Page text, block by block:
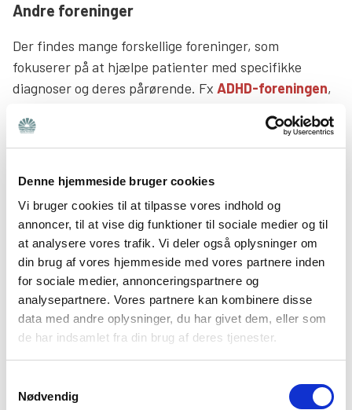
Denne hjemmeside bruger cookies
Vi bruger cookies til at tilpasse vores indhold og
annoncer, til at vise dig funktioner til sociale medier og til
at analysere vores trafik. Vi deler også oplysninger om
din brug af vores hjemmeside med vores partnere inden
for sociale medier, annonceringspartnere og
analysepartnere. Vores partnere kan kombinere disse
data med andre oplysninger, du har givet dem, eller som
de har indsamlet fra din brug af deres tjenester.
Nødvendig
Andre foreninger
Der findes mange forskellige foreninger, som
fokuserer på at hjælpe patienter med specifikke
diagnoser og deres pårørende. Fx ADHD-foreningen,
og Selvskade
Angstforeningen & Stress
foreningen.
Borgerrådgiver
Mange kommuner har en borgerrådgiver. Det en slags
uafhængig ombudsmand, hvor man som borger kan
henvende sig. De kan vejlede i forbindelse med klager
over kommunens afgørelser, vejlede dig om dine
rettigheder i forbindelse med sagsbehandling og
hjælpe dig mere generelt med at finde vej i det
kommunale system. Hvis kommunen har en
borgerrådgiver ansat, vil det ofte blot være én